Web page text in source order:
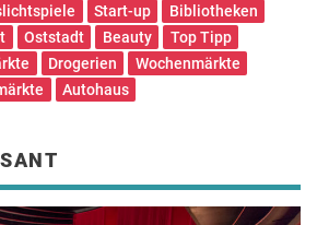
Start-up
Bibliotheken
Oststadt Beauty
Top Tipp
Drogerien
Wochenmärkte
Autohaus